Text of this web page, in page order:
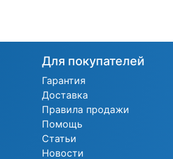
Для покупателей
Гарантия
Доставка
Правила продажи
Помощь
Статьи
Новости